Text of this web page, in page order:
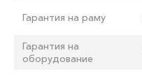
Гарантия на раму
Гарантия на
оборудование